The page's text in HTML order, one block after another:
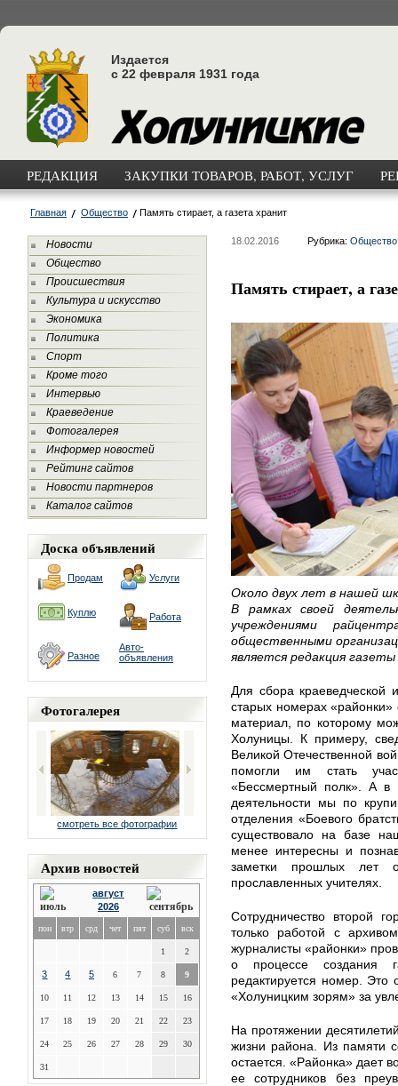
Издается
с 22 февраля 1931 года
РЕДАКЦИЯ ЗАКУПКИ ТОВАРОВ, РАБОТ, УСЛУГ
Главная Общество Память стирает, а газета хранит
Новости
Общество
Происшествия
Культура и искусство
Экономика
Политика
Спорт
Кроме того
Интервью
Краеведение
Фотогалерея
Информер новостей
Рейтинг сайтов
Новости партнеров
Каталог сайтов
Доска объявлений
Продам Услуги
Куплю Работа
Разное
Авто-
объявления
Фотогалерея
смотреть все фотографии
Архив новостей
август
2026
пон втр срд чет пят суб вск
1 2
3 4 5 6 7 8 9
10 11 12 13 14 15 16
17 18 19 20 21 22 23
24 25 26 27 28 29 30
31
18.02.2016 Рубрика: Общество
Память стирает, а
Около двух лет в нашей
В рамках своей
учреждениями
общественными
является редакция
Для сбора
старых номерах «районки»
материал, по которому
Холуницы. К примеру,
Великой Отечественной
помогли им стать
«Бессмертный полк». А в
деятельности мы по
отделения «Боевого
существовало на базе
менее интересны и
заметки прошлых лет
прославленных учителях.
Сотрудничество второй
только работой с
журналисты «районки»
о процессе создания
редактируется номер.
«Холуницким зорям» за
На протяжении
жизни района. Из памяти
остается. «Районка» дает
ее сотрудников без